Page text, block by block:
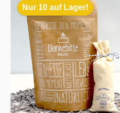
Nur 10 auf Lager!